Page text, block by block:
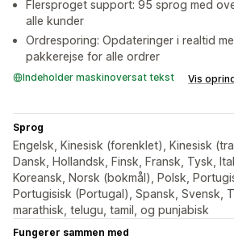
Flersproget support: 95 sprog med
alle kunder
Ordresporing: Opdateringer i realtid
pakkerejse for alle ordrer
Indeholder maskinoversat tekst Vis
Sprog
Engelsk, Kinesisk (forenklet), Kinesisk
Dansk, Hollandsk, Finsk, Fransk, Tysk,
Koreansk, Norsk (bokmål), Polsk,
Portugisisk (Portugal), Spansk, Svensk,
marathisk, telugu, tamil, og punjabisk
Fungerer sammen med